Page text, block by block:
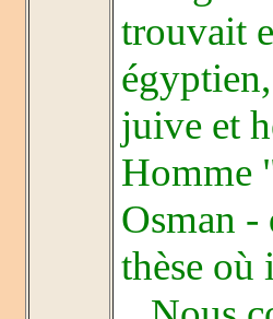
trouvait
juive et
Homme
Osman -
thèse